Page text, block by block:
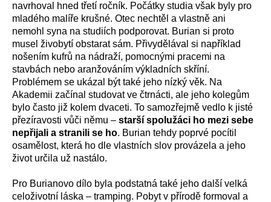
navrhoval hned třetí ročník. Počátky studia však byly pro
mladého malíře krušné. Otec nechtěl a vlastně ani
nemohl syna na studiích podporovat. Burian si proto
musel živobytí obstarat sám. Přivydělával si například
nošením kufrů na nádraží, pomocnými pracemi na
stavbách nebo aranžováním výkladních skříní.
Problémem se ukázal být také jeho nízký věk. Na
Akademii začínal studovat ve čtrnácti, ale jeho kolegům
bylo často již kolem dvaceti. To samozřejmě vedlo k jisté
přezíravosti vůči němu – starší spolužáci ho mezi sebe
nepřijali a stranili se ho. Burian tehdy poprvé pocítil
osamělost, která ho dle vlastních slov provázela a jeho
život určila už nastálo.
Pro Burianovo dílo byla podstatná také jeho další velká
celoživotní láska – tramping. Pobyt v přírodě formoval a